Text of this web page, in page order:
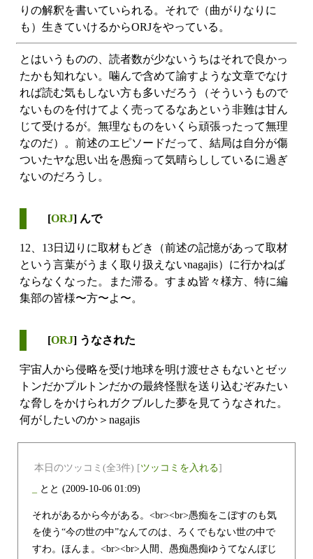
りの解釈を書いていられる。それで（曲がりなりに
も）生きていけるからORJをやっている。
とはいうものの、読者数が少ないうちはそれで良かっ
たかも知れない。噛んで含めて諭すような文章でなけ
れば読む気もしない方も多いだろう（そういうもので
ないものを付けてよく売ってるなあという非難は甘ん
じて受けるが。無理なものをいくら頑張ったって無理
なのだ）。前述のエピソードだって、結局は自分が傷
ついたヤな思い出を愚痴って気晴らししているに過ぎ
ないのだろうし。
[ORJ] んで
12、13日辺りに取材もどき（前述の記憶があって取材
という言葉がうまく取り扱えないnagajis）に行かねば
ならなくなった。また滞る。すまぬ皆々様方、特に編
集部の皆様〜方〜よ〜。
[ORJ] うなされた
宇宙人から侵略を受け地球を明け渡せさもないとゼッ
トンだかプルトンだかの最終怪獣を送り込むぞみたい
な脅しをかけられガクブルした夢を見てうなされた。
何がしたいのか＞nagajis
本日のツッコミ(全3件) [ツッコミを入れる]
とと (2009-10-06 01:09)
それがあるから今がある。<br><br>愚痴をこぼすのも気
を使う“今の世の中”なんてのは、ろくでもない世の中で
すわ。ほんま。<br><br>人間、愚痴愚痴ゆうてなんぼじ